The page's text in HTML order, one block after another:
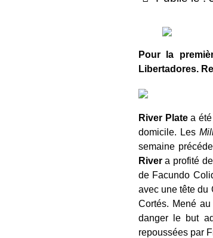
Pour la
Libertadores.
River Platea été
domicile. Les
semaine
Rivera profité
de Facundo
avec une tête du
Cortés. Mené au
danger le but
repoussées par